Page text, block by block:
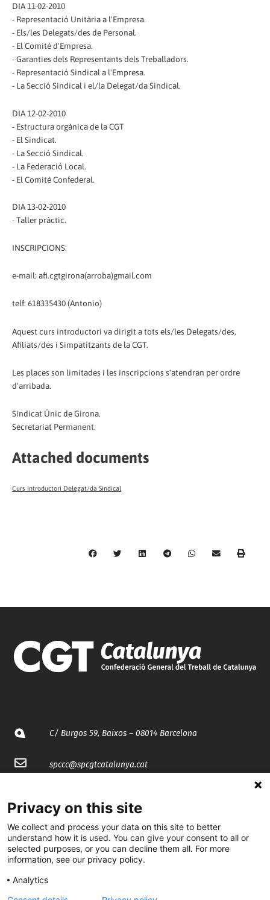
DIA 11-02-2010
- Representació Unitària a l'Empresa.
- Els/les Delegats/des de Personal.
- El Comité d'Empresa.
- Garanties dels Representants dels Treballadors.
- Representació Sindical a l'Empresa.
- La Secció Sindical i el/la Delegat/da Sindical.
DIA 12-02-2010
- Estructura orgànica de la CGT
- El Sindicat.
- La Secció Sindical.
- La Federació Local.
- El Comité Confederal.
DIA 13-02-2010
- Taller pràctic.
INSCRIPCIONS:
e-mail: afi.cgtgirona(arroba)gmail.com
telf: 618335430 (Antonio)
Aquest curs introductori va dirigit a tots els/les Delegats/des,
Afiliats/des i Simpatitzants de la CGT.
Les places son limitades i les inscripcions s'atendran per ordre
d'arribada.
Sindicat Únic de Girona.
Secretariat Permanent.
Attached documents
Curs Introductori Delegat/da Sindical
C/ Burgos 59, Baixos – 08014 Barcelona
spccc@spcgtcatalunya.cat
@CGTCatalunya
cgtcatalunya
CGTCatalunya
Privacy on this site
We collect and process your data on this site to better
understand how it is used. You can give your consent to all or
selected purposes, or you can decline them all. For more
information, see our privacy policy.
Analytics